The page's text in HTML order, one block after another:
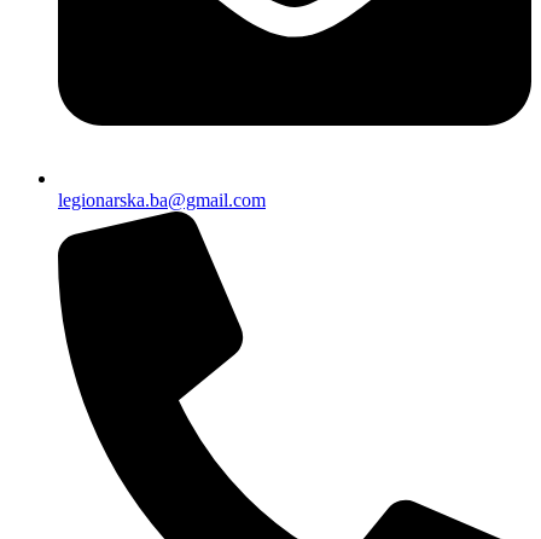
legionarska.ba@gmail.com